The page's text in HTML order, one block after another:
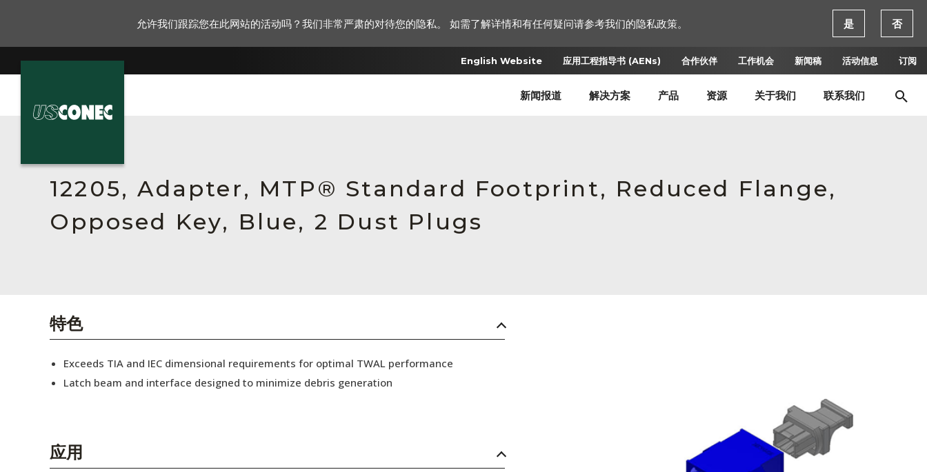
English Website 应用工程指导书 (AENs) 合作伙伴 工作机会 新闻稿 活动信息 订阅
新闻报道 解决方案 产品 资源 关于我们 联系我们
English Website
应用工程指导书 (AENs)
活动信息
12205, Adapter, MTP® Standard Footprint, Reduced Flange,
Opposed Key, Blue, 2 Dust Plugs
特色
Exceeds TIA and IEC dimensional requirements for optimal TWAL performance
Latch beam and interface designed to minimize debris generation
应用
允许我们跟踪您在此网站的活动吗？我们非常严肃的对待您的隐私。 如需了解详情和有任何疑问请参考我们的隐私政策。 是 否